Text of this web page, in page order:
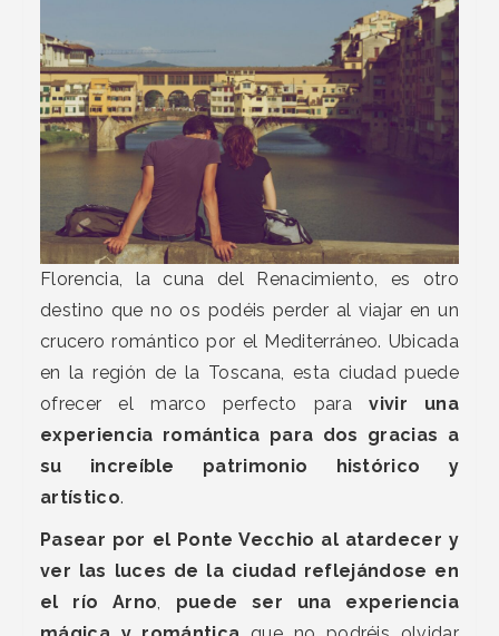
Florencia, la cuna del Renacimiento, es otro
destino que no os podéis perder al viajar en un
crucero romántico por el Mediterráneo. Ubicada
en la región de la Toscana, esta ciudad puede
ofrecer el marco perfecto paravivir una
experiencia romántica para dos gracias a
su increíble patrimonio histórico y
artístico.
Pasear por el Ponte Vecchio al atardecer y
ver las luces de la ciudad reflejándose en
el río Arno, puede ser una experiencia